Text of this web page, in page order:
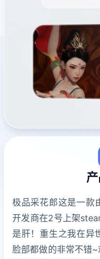
极品采花郎这是一款
开发商在2号上架
是肝！重生之我在异
脸部都做的非常不错